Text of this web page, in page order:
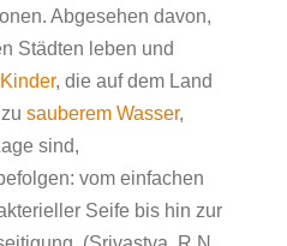
Abgesehen davon,
Städten leben und
, die auf dem Land
sauberem Wasser,
sind,
vom einfachen
Seife bis hin zur